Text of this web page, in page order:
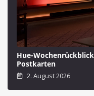
Hue-
Postkarten
2. August 2026